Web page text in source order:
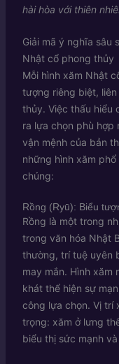
hài hòa với thiên
Giải mã ý nghĩa sâu
Nhật cổ phong thủy
Mỗi hình xăm Nhật
tượng riêng biệt,
thủy. Việc thấu hiểu
ra lựa chọn phù hợp
vận mệnh của bản
những hình xăm
chúng:
Rồng (Ryū): Biểu
Rồng là một trong
trong văn hóa Nhật
thường, trí tuệ uyên
may mắn. Hình
khát thể hiện sự
công lựa chọn. Vị trí
trọng: xăm ở lưng
biểu thị sức mạnh